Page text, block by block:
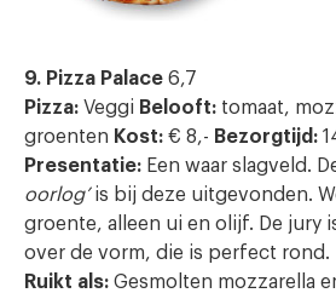
9. Pizza Palace 6,7
Pizza: Veggi Belooft: tomaat,
groenten Kost: € 8,- Bezorgtijd:
Presentatie: Een waar slagveld.
oorlog’is bij deze uitgevonden.
groente, alleen ui en olijf. De jury
over de vorm, die is perfect rond.
Ruikt als: Gesmolten mozzarella